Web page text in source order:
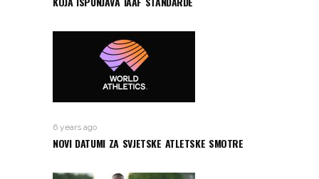
6 years ago
NOVI DATUMI ZA SVJETSKE ATLETSKE SMOTRE